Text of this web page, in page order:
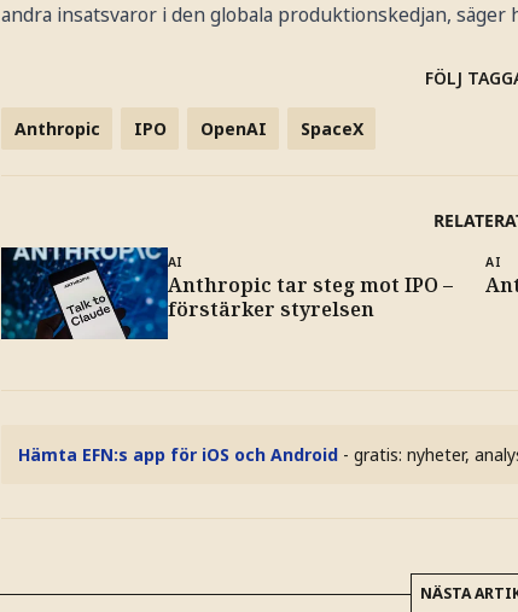
andra insatsvaror i den globala produktionskedjan, säger
FÖLJ
Anthropic IPO OpenAI SpaceX
AI
Anthropic tar steg mot IPO –
förstärker styrelsen
AI
Hämta EFN:s app för iOS och Android - gratis: nyheter,
NÄSTA